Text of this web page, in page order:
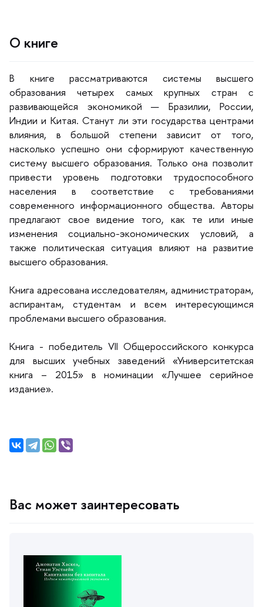
О книге
книге рассматриваются системы высшего
образования четырех самых крупных стран с
развивающейся экономикой — Бразилии, России,
Индии и Китая. Станут ли эти государства центрами
лияния, в большой степени зависит от того,
насколько успешно они сформируют качественную
систему высшего образования. Только она позволит
привести уровень подготовки трудоспособного
населения в соответствие с требованиями
современного информационного общества. Авторы
предлагают свое видение того, как те или иные
изменения социально-экономических условий, а
также политическая ситуация влияют на развитие
ысшего образования.
Книга адресована исследователям, администраторам,
аспирантам, студентам и всем интересующимся
проблемами высшего образования.
Книга - победитель VII Общероссийского конкурса
для высших учебных заведений «Университетская
книга – 2015» в номинации «Лучшее серийное
издание».
ас может заинтересовать